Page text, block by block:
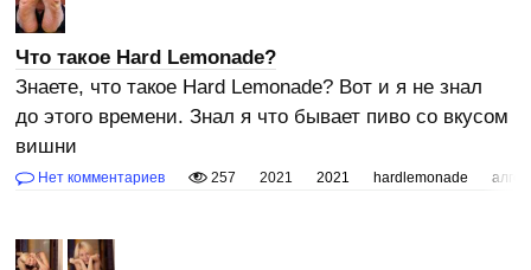
Что такое Hard Lemonade?
Знаете, что такое Hard Lemonade? Вот и я не знал
до этого времени. Знал я что бывает пиво со вкусом
вишни
Нет комментариев 257 2021 2021 hardlemonade